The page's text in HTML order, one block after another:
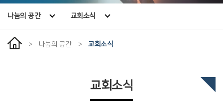
나눔의 공간 교회소식
> 나눔의 공간 > 교회소식
교회소식